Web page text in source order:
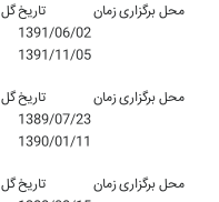
تاریخ زمانمحل برگزاری
1391/06/02
1391/11/05
تاریخ زمانمحل برگزاری
1389/07/23
1390/01/11
تاریخ زمانمحل برگزاری